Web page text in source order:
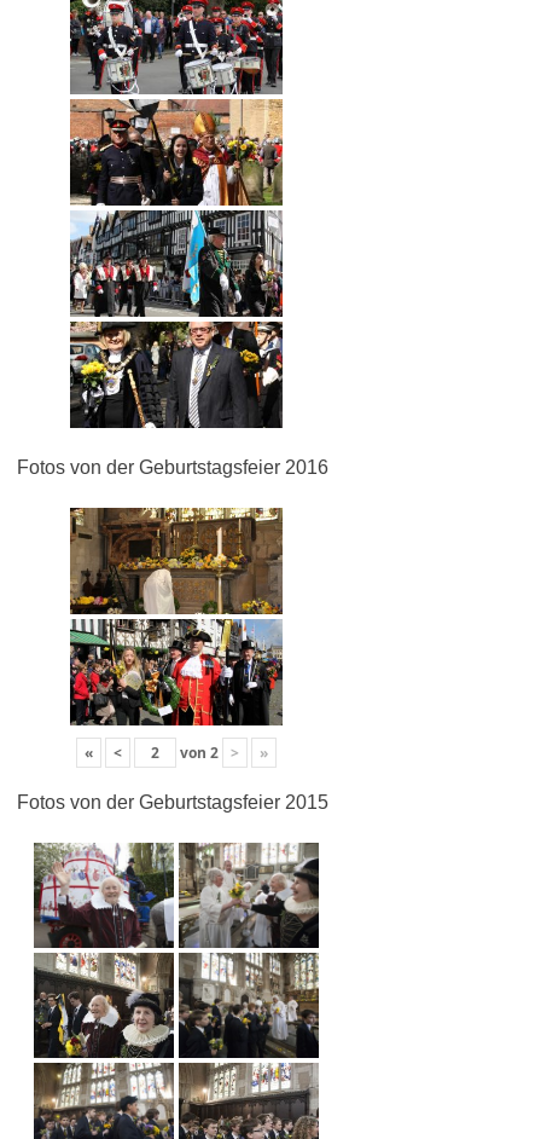
Fotos von der Geburtstagsfeier 2016
« < von 2 > »
Fotos von der Geburtstagsfeier 2015